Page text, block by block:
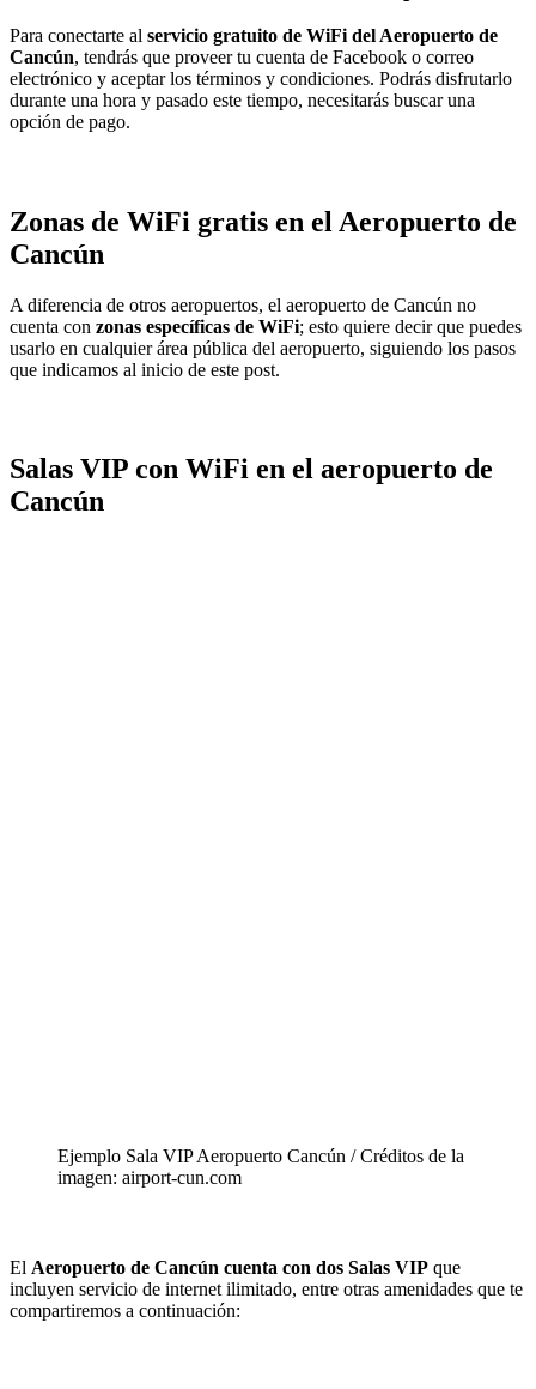
Para conectarte al servicio gratuito de WiFi del Aeropuerto de
Cancún, tendrás que proveer tu cuenta de Facebook o correo
electrónico y aceptar los términos y condiciones. Podrás disfrutarlo
durante una hora y pasado este tiempo, necesitarás buscar una
opción de pago.
Zonas de WiFi gratis en el Aeropuerto de
Cancún
A diferencia de otros aeropuertos, el aeropuerto de Cancún no
cuenta con zonas específicas de WiFi; esto quiere decir que puedes
usarlo en cualquier área pública del aeropuerto, siguiendo los pasos
que indicamos al inicio de este post.
Salas VIP con WiFi en el aeropuerto de
Cancún
Ejemplo Sala VIP Aeropuerto Cancún / Créditos de la
imagen: airport-cun.com
El Aeropuerto de Cancún cuenta con dos Salas VIP que
incluyen servicio de internet ilimitado, entre otras amenidades que te
compartiremos a continuación: